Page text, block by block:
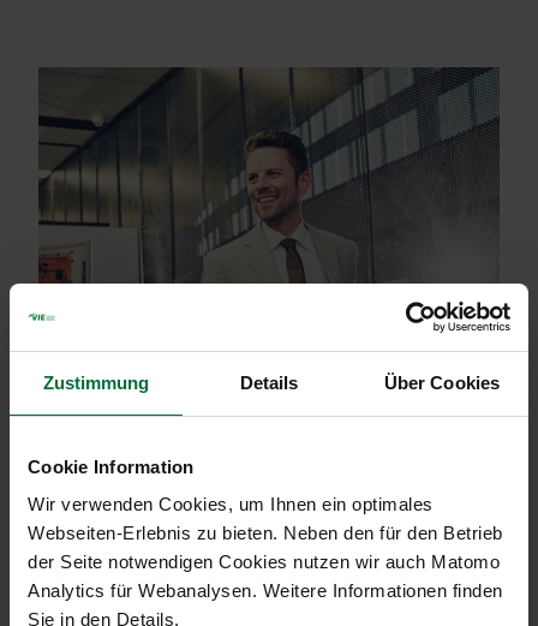
Zustimmung Details Über Cookies
Cookie Information
Wir verwenden Cookies, um Ihnen ein optimales
Webseiten-Erlebnis zu bieten. Neben den für den Betrieb
der Seite notwendigen Cookies nutzen wir auch Matomo
Analytics für Webanalysen. Weitere Informationen finden
Sie in den Details.
Gepäckservice